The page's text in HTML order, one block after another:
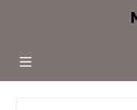
Zum Hauptinhalt